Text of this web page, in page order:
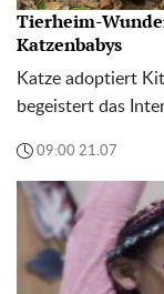
Tierheim-
Katzenbabys
Katze adoptiert
begeistert das
09:00 21.07